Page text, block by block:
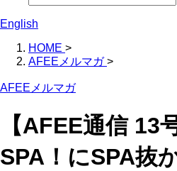
English
HOME >
AFEEメルマガ >
AFEEメルマガ
【AFEE通信 13
SPA！にSPA抜